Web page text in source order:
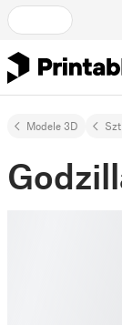
Modele 3D